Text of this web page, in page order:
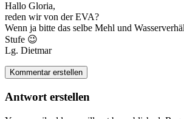
Hallo Gloria,
reden wir von der EVA?
Wenn ja bitte das selbe Mehl und
Stufe 😉
Lg. Dietmar
Kommentar erstellen
Antwort erstellen